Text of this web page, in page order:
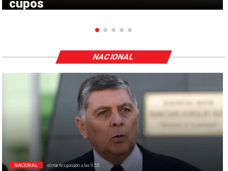
cupos
NACIONAL el martes pasado a las 9:55
NACIONAL